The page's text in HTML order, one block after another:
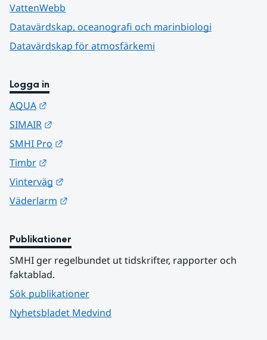
VattenWebb
Datavärdskap, oceanografi och marinbiologi
Datavärdskap för atmosfärkemi
Logga in
AQUA
SIMAIR
SMHI Pro
Timbr
Vinterväg
Väderlarm
Publikationer
SMHI ger regelbundet ut tidskrifter, rapporter och
faktablad.
Sök publikationer
Nyhetsbladet Medvind